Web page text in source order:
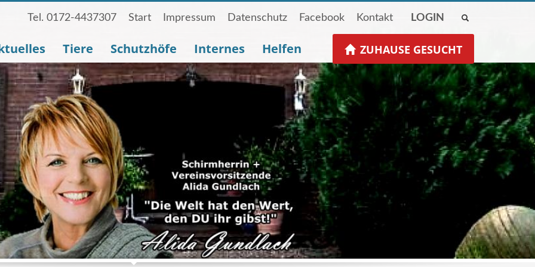
Tel. 0172-4437307 Start Impressum Datenschutz Facebook Kontakt LOGIN
Tiere Schutzhöfe Internes Helfen ZUHAUSE GESUCHT